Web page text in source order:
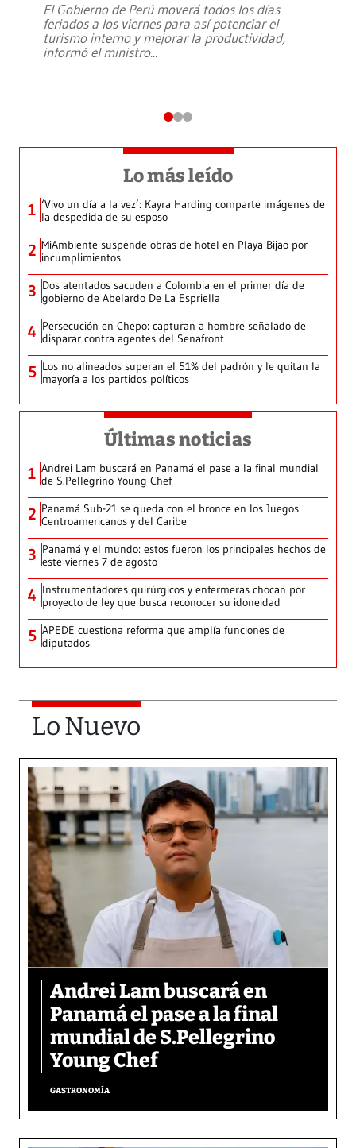
El Gobierno de Perú moverá todos los días
feriados a los viernes para así potenciar el
turismo interno y mejorar la productividad,
informó el ministro...
Lo más leído
1 ‘Vivo un día a la vez’: Kayra Harding comparte imágenes de
la despedida de su esposo
2 MiAmbiente suspende obras de hotel en Playa Bijao por
incumplimientos
3 Dos atentados sacuden a Colombia en el primer día de
gobierno de Abelardo De La Espriella
4 Persecución en Chepo: capturan a hombre señalado de
disparar contra agentes del Senafront
5 Los no alineados superan el 51% del padrón y le quitan la
mayoría a los partidos políticos
Últimas noticias
1 Andrei Lam buscará en Panamá el pase a la final mundial
de S.Pellegrino Young Chef
2 Panamá Sub-21 se queda con el bronce en los Juegos
Centroamericanos y del Caribe
3 Panamá y el mundo: estos fueron los principales hechos de
este viernes 7 de agosto
4 Instrumentadores quirúrgicos y enfermeras chocan por
proyecto de ley que busca reconocer su idoneidad
5 APEDE cuestiona reforma que amplía funciones de
diputados
Lo Nuevo
Andrei Lam buscará en
Panamá el pase a la final
mundial de S.Pellegrino
Young Chef
GASTRONOMÍA